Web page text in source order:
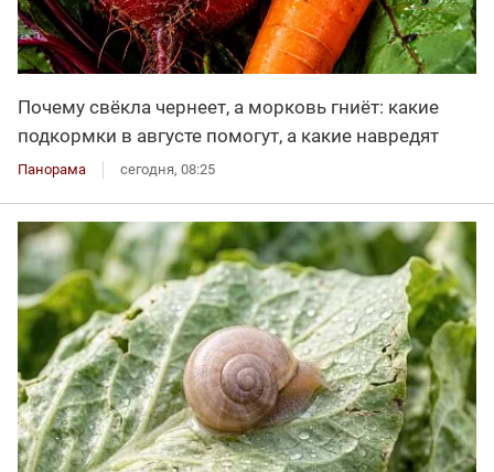
Почему свёкла чернеет, а морковь гниёт: какие
подкормки в августе помогут, а какие навредят
Панорама сегодня, 08:25